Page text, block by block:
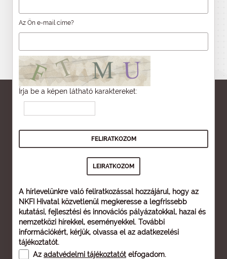
Az Ön e-mail címe?
Írja be a képen látható karaktereket:
A hírlevelünkre való feliratkozással hozzájárul, hogy az
NKFI Hivatal közvetlenül megkeresse a legfrissebb
kutatási, fejlesztési és innovációs pályázatokkal, hazai és
nemzetközi hírekkel, eseményekkel. További
információkért, kérjük, olvassa el az adatkezelési
tájékoztatót.
Az adatvédelmi tájékoztatót elfogadom.